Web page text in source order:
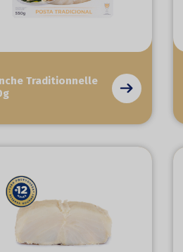
Traditionnelle